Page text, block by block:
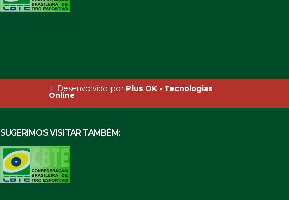
Desenvolvido por Plus OK - Tecnologias
Online
SUGERIMOS VISITAR TAMBÉM: